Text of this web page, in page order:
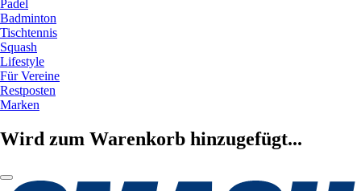
Padel
Badminton
Tischtennis
Squash
Lifestyle
Für Vereine
Restposten
Marken
Wird zum Warenkorb hinzugefügt...